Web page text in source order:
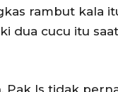
rambut kala
dua cucu itu